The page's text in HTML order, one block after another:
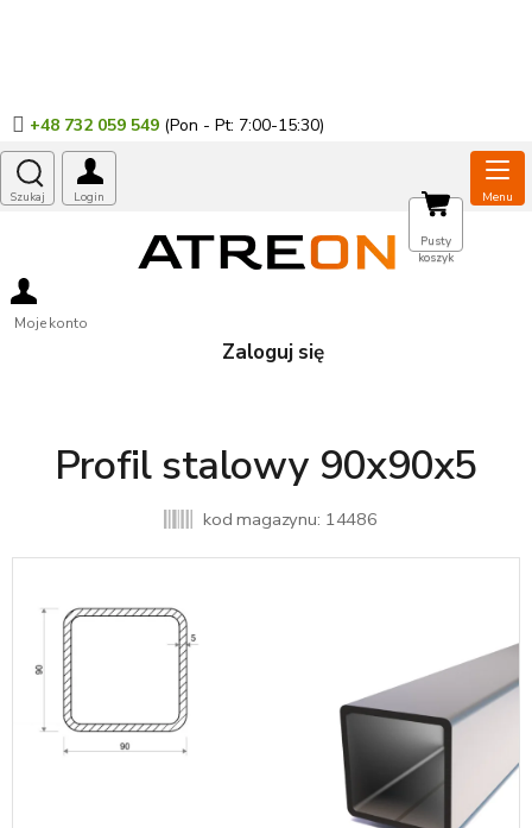
+48 732 059 549
Moje konto
Zaloguj się
KOSZYK
Pusty
koszyk
Profil stalowy 90x90x5
kod magazynu: 14486